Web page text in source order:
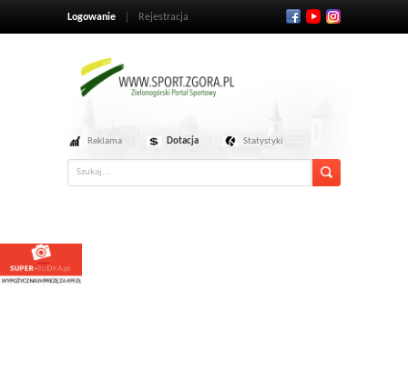
Logowanie Rejestracja
Reklama Dotacja Statystyki